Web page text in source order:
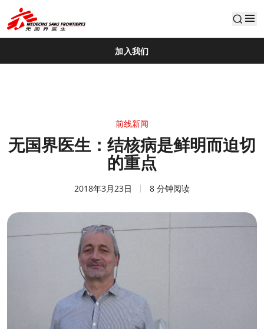
default
加入我们
前线新闻
无国界医生：结核病是鲜明而迫切
的重点
2018年3月23日 8 分钟阅读